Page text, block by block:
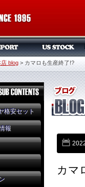
blog > カマロも生産終了!?
格安セット
報
カマ